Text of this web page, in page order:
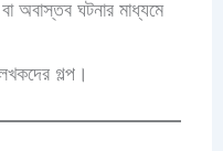
অবাস্তব ঘটনার মাধ্যমে
গল্প।